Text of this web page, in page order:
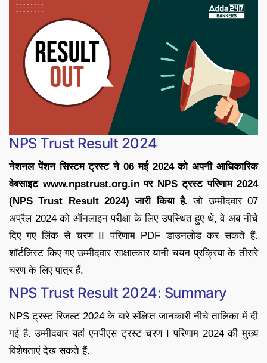
NPS Trust Result 2024
नेशनल पेंशन सिस्टम ट्रस्ट ने 06 मई 2024 को अपनी आधिकारिक
वेबसाइट www.npstrust.org.in पर NPS ट्रस्ट परिणाम 2024
(NPS Trust Result 2024) जारी किया है. जो उम्मीदवार 07
अप्रैल 2024 को ऑनलाइन परीक्षा के लिए उपस्थित हुए थे, वे अब नीचे
दिए गए लिंक से चरण II परिणाम PDF डाउनलोड कर सकते हैं.
शॉर्टलिस्ट किए गए उम्मीदवार साक्षात्कार यानी चयन प्रक्रिया के तीसरे
चरण के लिए पात्र हैं.
NPS Trust Result 2024: Summary
NPS ट्रस्ट रिजल्ट 2024 के बारे संक्षिप्त जानकारी नीचे तालिका में दी
गई है. उम्मीदवार यहां एनपीएस ट्रस्ट चरण I परिणाम 2024 की मुख्य
विशेषताएं देख सकते हैं.